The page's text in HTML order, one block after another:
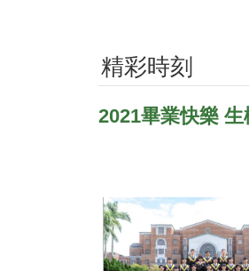
精彩時刻
2021畢業快樂 生